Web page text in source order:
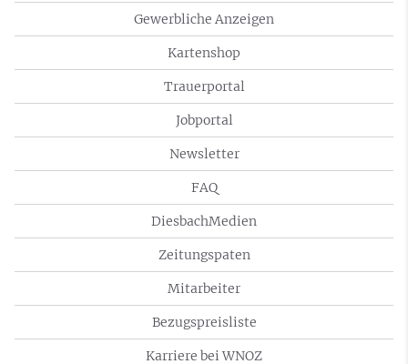
Gewerbliche Anzeigen
Kartenshop
Trauerportal
Jobportal
Newsletter
FAQ
DiesbachMedien
Zeitungspaten
Mitarbeiter
Bezugspreisliste
Karriere bei WNOZ